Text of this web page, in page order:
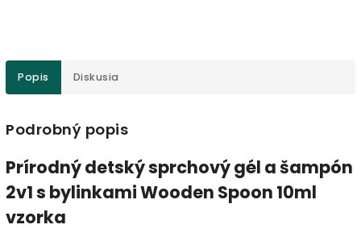
Popis Diskusia
Podrobný popis
Prírodný detský sprchový gél a šampón
2v1 s bylinkami Wooden Spoon 10ml
vzorka